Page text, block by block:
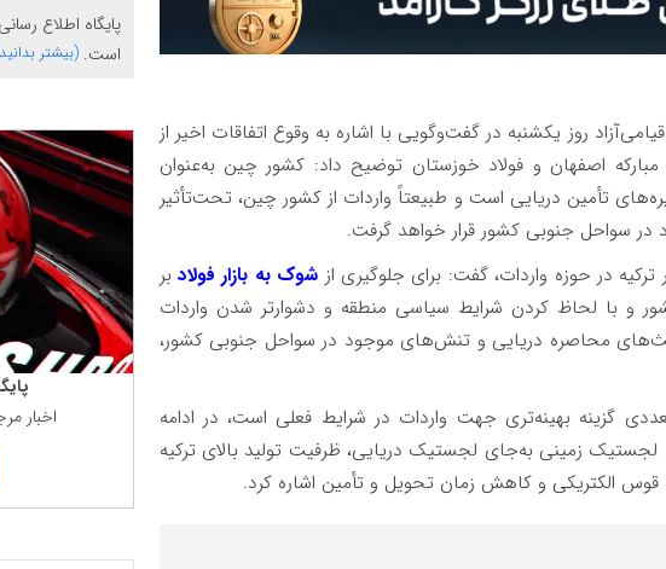
روز یکشنبه در گفت‌وگویی با اشاره به وقوع اتفاقات اخیر از
اصفهان و فولاد خوزستان توضیح داد: کشور چین به‌عنوان
تأمین دریایی است و طبیعتاً واردات از کشور چین، تحت‌تأثیر
سواحل جنوبی کشور قرار خواهد گرفت.
در حوزه واردات، گفت: برای جلوگیری از شوک به بازار فولاد بر
و با لحاظ کردن شرایط سیاسی منطقه و دشوارتر شدن واردات
محاصره دریایی و تنش‌های موجود در سواحل جنوبی کشور،
گزینه بهینه‌تری جهت واردات در شرایط فعلی است، در ادامه
زمینی به‌جای لجستیک دریایی، ظرفیت تولید بالای ترکیه
الکتریکی و کاهش زمان تحویل و تأمین اشاره کرد.
پایگاه اطلاع
است. (بیشتر
اخبار